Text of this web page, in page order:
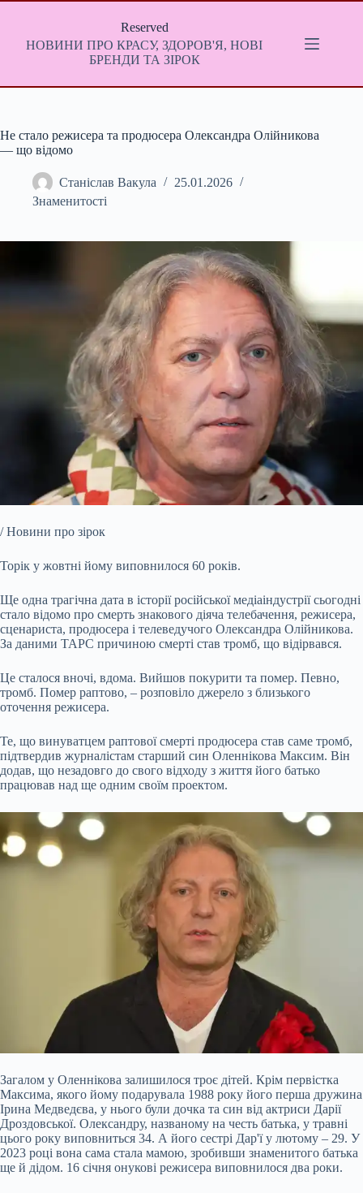
Перейти
Reserved
НОВИНИ ПРО КРАСУ, ЗДОРОВ'Я, НОВІ
БРЕНДИ ТА ЗІРОК
Не стало режисера та продюсера Олександра Олійникова
— що відомо
Станіслав Вакула
25.01.2026
Знаменитості
/ Новини про зірок
Торік у жовтні йому виповнилося 60 років.
Ще одна трагічна дата в історії російської медіаіндустрії сьогодні
стало відомо про смерть знакового діяча телебачення, режисера,
сценариста, продюсера і телеведучого Олександра Олійникова.
За даними ТАРС причиною смерті став тромб, що відірвався.
Це сталося вночі, вдома. Вийшов покурити та помер. Певно,
тромб. Помер раптово, – розповіло джерело з близького
оточення режисера.
Те, що винуватцем раптової смерті продюсера став саме тромб,
підтвердив журналістам старший син Оленнікова Максим. Він
додав, що незадовго до свого відходу з життя його батько
працював над ще одним своїм проектом.
Загалом у Оленнікова залишилося троє дітей. Крім первістка
Максима, якого йому подарувала 1988 року його перша дружина
Ірина Медведєва, у нього були дочка та син від актриси Дарії
Дроздовської. Олександру, названому на честь батька, у травні
цього року виповниться 34. А його сестрі Дар'ї у лютому – 29. У
2023 році вона сама стала мамою, зробивши знаменитого батька
ще й дідом. 16 січня онукові режисера виповнилося два роки.